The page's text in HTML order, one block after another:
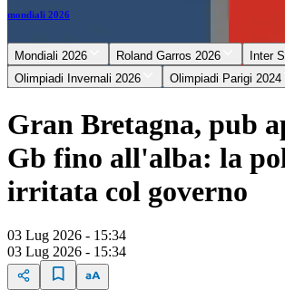
mondiali 2026
Mondiali 2026 Roland Garros 2026
Inter
Olimpiadi Invernali 2026
Olimpiadi Parigi 2024
Gran Bretagna, pub
Gb fino all'alba: la
irritata col governo
03 Lug 2026 - 15:34
03 Lug 2026 - 15:34